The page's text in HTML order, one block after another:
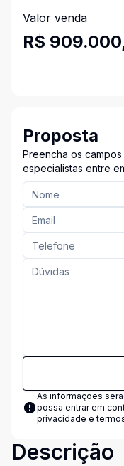
Valor venda
R$
Proposta
Preencha os
especialistas entre
As informações
possa entrar em
privacidade e
Descrição